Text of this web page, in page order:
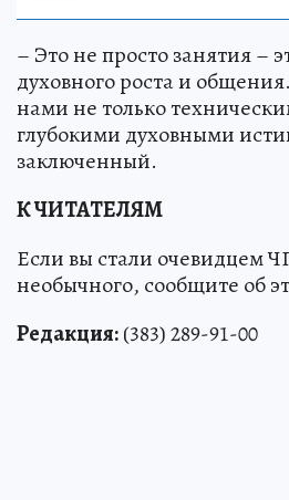
– Это не просто занятия –
духовного роста и
нами не только
глубокими духовными
заключенный.
К ЧИТАТЕЛЯМ
Если вы стали очевидцем
необычного, сообщите об
Редакция:(383) 289-91-00